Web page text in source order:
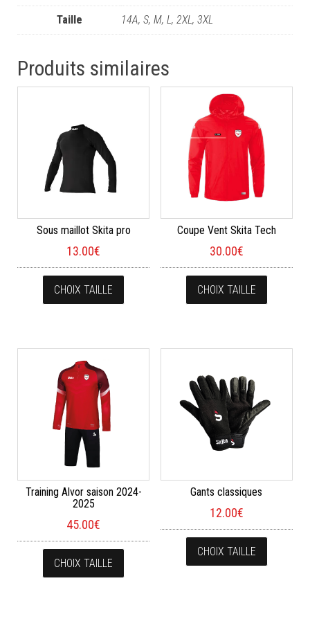
Taille 14A, S, M, L, 2XL, 3XL
Produits similaires
Sous maillot Skita pro
13.00€
CHOIX TAILLE
Ce produit a plusieurs variations. Les
Coupe Vent Skita Tech
30.00€
CHOIX TAILLE
Ce
Training Alvor saison 2024-
2025
45.00€
CHOIX TAILLE
Ce produit a plusieurs variations. Les
Gants classiques
12.00€
CHOIX TAILLE
Ce